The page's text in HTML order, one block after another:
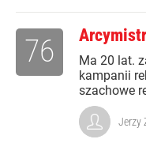
Ma 20 lat.
kampanii
szachowe
76
Jerzy